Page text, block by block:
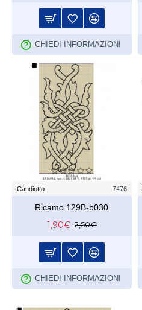
CHIEDI INFORMAZIONI
Candiotto 7476
Ricamo 129B-b030
1,90€ 2,50€
CHIEDI INFORMAZIONI